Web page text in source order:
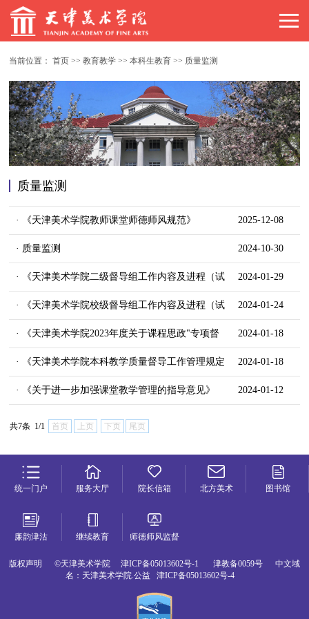
当前位置：首页 >> 教育教学 >> 本科生教育 >> 质量监测
质量监测
2025-12-08
· 《天津美术学院教师课堂师德师风规范》
2024-10-30
· 质量监测
2024-01-29
· 《天津美术学院二级督导组工作内容及进程（试
行方案）》 2024-01-24
· 《天津美术学院校级督导组工作内容及进程（试
行方案）》 2024-01-18
· 《天津美术学院2023年度关于课程思政"专项督
导工作方案》 2024-01-18
· 《天津美术学院本科教学质量督导工作管理规定
（修订稿）》 2024-01-12
· 《关于进一步加强课堂教学管理的指导意见》
共7条 1/1 首页 上页 下页 尾页
统一门户 服务大厅 院长信箱 北方美术 图书馆
廉韵津沽 继续教育 师德师风监督
版权声明 ©天津美术学院 津ICP备05013602号-1 津教备0059号 中文域
名：天津美术学院.公益 津ICP备05013602号-4